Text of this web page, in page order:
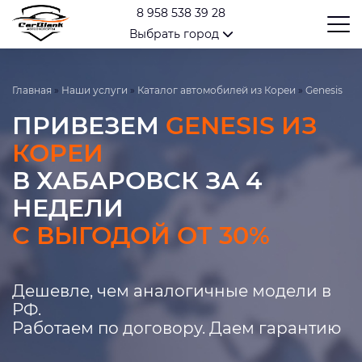
8 958 538 39 28
Выбрать город
Главная » Наши услуги » Каталог автомобилей из Кореи » Genesis
ПРИВЕЗЕМ GENESIS ИЗ
КОРЕИ
В ХАБАРОВСК ЗА 4
НЕДЕЛИ
С ВЫГОДОЙ ОТ 30%
Дешевле, чем аналогичные модели в
РФ.
Работаем по договору. Даем гарантию